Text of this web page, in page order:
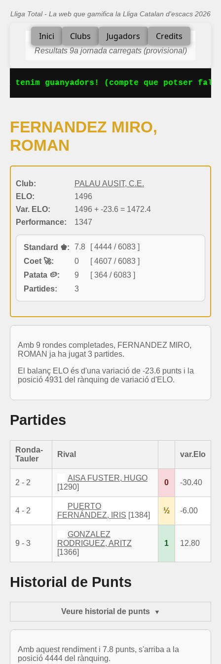
Lliga Total - La web que gamifica la Lliga Catalan d'escacs 2026
Inici Clubs Jugadors Credits
Resultats 9a jornada carregats (provisional)
tenim guanyadors! (compte que potser
FERNANDEZ MIRO,
ROMAN
Club:
PALAU AUSIT, C.E.
ELO:
1496
Var. ELO:
1496 + -23.6 = 1472.4
Performance:
1347
Standard ♚: 7.8
[ 4444 / 6083 ]
Coet 🚀:
0
[ 4607 / 6083 ]
Patata 🥔:
9
[ 364 / 6083 ]
Partides:
3
Amb 9 rondes completades, FERNANDEZ MIRO,
ROMAN ja ha jugat 3 partides.
El balanç ELO és d'una variació de -23.6 punts i la
posició 4931 del rànquing de variació d'ELO.
Partides
Ronda-
Tauler
Rival var.Elo
2 - 2
AISA FUSTER, HUGO
[1290]
0 -30.40
4 - 2
PUERTO
FERNÁNDEZ, IRIS [1384]
½ -6.00
9 - 3
GONZALEZ
RODRIGUEZ, ARITZ
[1366]
1 12.80
Historial de Punts
Veure historial de punts
Amb aquest rendiment i 7.8 punts, s'arriba a la
posició 4444 del rànquing.